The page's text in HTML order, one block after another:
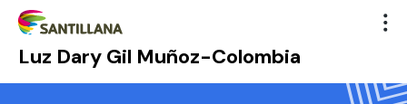
Luz Dary Gil Muñoz-Colombia